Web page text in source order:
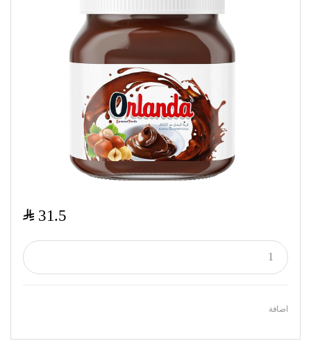
31.5
$
اضافة